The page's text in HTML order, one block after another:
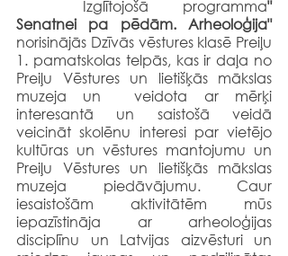
	Izglītojošā programma
"
Senatnei pa pēdām. Arheoloģija"
norisinājās Dzīvās vēstures klasē Preiļu
1. pamatskolas telpās, kas ir daļa no
Preiļu Vēstures un lietišķās mākslas
muzeja un  veidota ar mērķi
interesantā un saistošā veidā
veicināt skolēnu interesi par vietējo
kultūras un vēstures mantojumu un
Preiļu Vēstures un lietišķās mākslas
muzeja piedāvājumu. Caur
iesaistošām aktivitātēm mūs
iepazīstināja ar arheoloģijas
disciplīnu un Latvijas aizvēsturi un